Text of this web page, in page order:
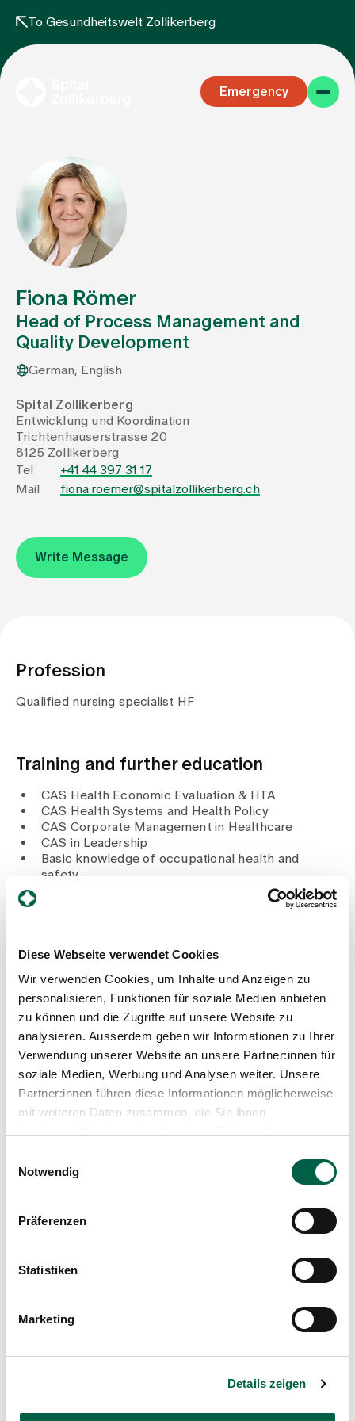
Diese Webseite verwendet Cookies
Wir verwenden Cookies, um Inhalte und Anzeigen zu
personalisieren, Funktionen für soziale Medien anbieten
zu können und die Zugriffe auf unsere Website zu
analysieren. Ausserdem geben wir Informationen zu Ihrer
Verwendung unserer Website an unsere Partner:innen für
soziale Medien, Werbung und Analysen weiter. Unsere
Partner:innen führen diese Informationen möglicherweise
mit weiteren Daten zusammen, die Sie ihnen
Notwendig
Präferenzen
Statistiken
Marketing
Details zeigen
To Gesundheitswelt Zollikerberg
Emergency
Specialist areas
Stay
Team
Assigning
Events
About us
Latest news
Contact us
Blog
Fiona Römer
Head of Process Management and
Quality Development
German, English
Spital Zollikerberg
Entwicklung und Koordination
Trichtenhauserstrasse 20
8125 Zollikerberg
Tel
+41 44 397 31 17
Mail
fiona.roemer@spitalzollikerberg.ch
Write Message
Profession
Qualified nursing specialist HF
Training and further education
CAS Health Economic Evaluation & HTA
CAS Health Systems and Health Policy
CAS Corporate Management in Healthcare
CAS in Leadership
Basic knowledge of occupational health and
safety
CAS Training in Healthcare Professions
Diploma in Nursing
Blog article
Working world
Power woman Fiona Römer: How she
balances her studies, career and children